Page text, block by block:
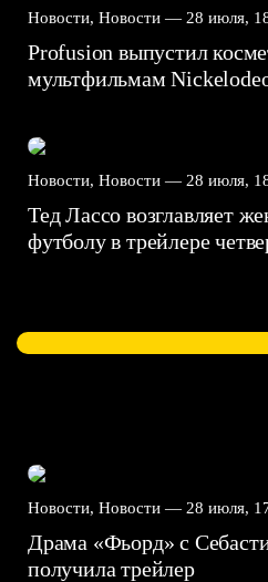
Новости, Новости — 28 июля,
Profusion выпустил
мультфильмам
Новости, Новости — 28 июля,
Тед Лассо возглавляет
футболу в трейлере
Новости, Новости — 28 июля,
Драма «Фьорд» с
получила трейлер